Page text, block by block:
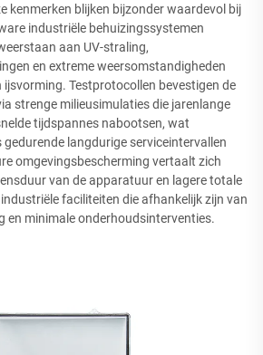
kenmerken blijken bijzonder waardevol bij
industriële behuizingssystemen
aan UV-straling,
en extreme weersomstandigheden
ijsvorming. Testprotocollen bevestigen de
strenge milieusimulaties die jarenlange
tijdspannes nabootsen, wat
langdurige serviceintervallen
omgevingsbescherming vertaalt zich
van de apparatuur en lagere totale
faciliteiten die afhankelijk zijn van
en minimale onderhoudsinterventies.